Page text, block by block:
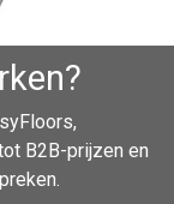
B2B-prijzen en